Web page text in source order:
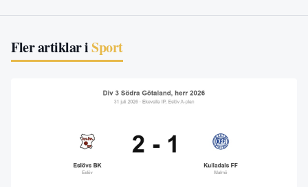
Fler artiklar iSport